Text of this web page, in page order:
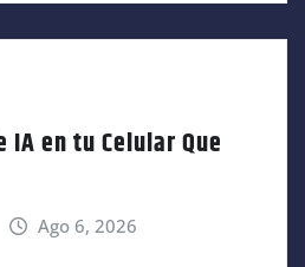
IA en tu Celular Que
Ago 6, 2026